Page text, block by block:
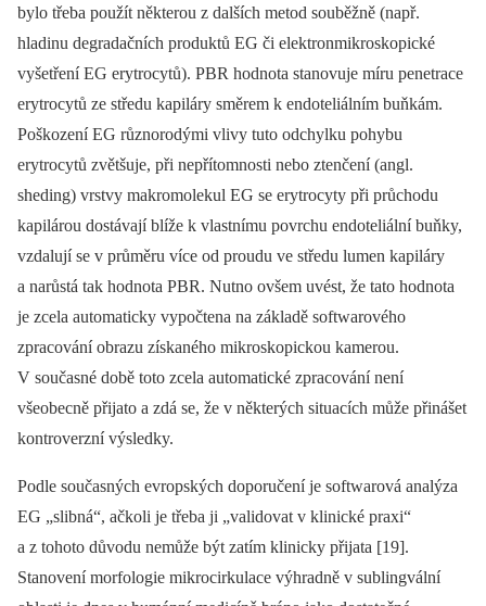
bylo třeba použít některou z dalších metod souběžně (např.
hladinu degradačních produktů EG či elektronmikroskopické
vyšetření EG erytrocytů). PBR hodnota stanovuje míru penetrace
erytrocytů ze středu kapiláry směrem k endoteliálním buňkám.
Poškození EG různorodými vlivy tuto odchylku pohybu
erytrocytů zvětšuje, při nepřítomnosti nebo ztenčení (angl.
sheding) vrstvy makromolekul EG se erytrocyty při průchodu
kapilárou dostávají blíže k vlastnímu povrchu endoteliální buňky,
vzdalují se v průměru více od proudu ve středu lumen kapiláry
a narůstá tak hodnota PBR. Nutno ovšem uvést, že tato hodnota
je zcela automaticky vypočtena na základě softwarového
zpracování obrazu získaného mikroskopickou kamerou.
V současné době toto zcela automatické zpracování není
všeobecně přijato a zdá se, že v některých situacích může přinášet
kontroverzní výsledky.
Podle současných evropských doporučení je softwarová analýza
EG „slibná“, ačkoli je třeba ji „validovat v klinické praxi“
a z tohoto důvodu nemůže být zatím klinicky přijata [19].
Stanovení morfologie mikrocirkulace výhradně v sublingvální